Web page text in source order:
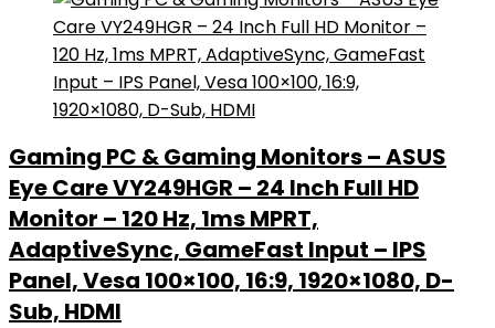
Gaming PC & Gaming Monitors – ASUS
Eye Care VY249HGR – 24 Inch Full HD
Monitor – 120 Hz, 1ms MPRT,
AdaptiveSync, GameFast Input – IPS
Panel, Vesa 100×100, 16:9, 1920×1080, D-
Sub, HDMI